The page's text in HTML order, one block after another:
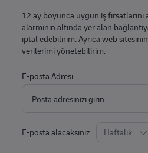
12 ay boyunca uygun iş
alarmının altında yer alan
iptal edebilirim. Ayrıca web
verilerimi yönetebilirim.
E-posta AdresiRequired
E-posta alacaksınızRequired